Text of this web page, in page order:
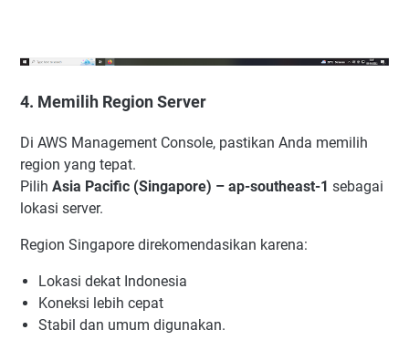
4. Memilih Region Server
Di AWS Management Console, pastikan Anda memilih
region yang tepat.
Pilih Asia Pacific (Singapore) – ap-southeast-1 sebagai
lokasi server.
Region Singapore direkomendasikan karena:
Lokasi dekat Indonesia
Koneksi lebih cepat
Stabil dan umum digunakan.